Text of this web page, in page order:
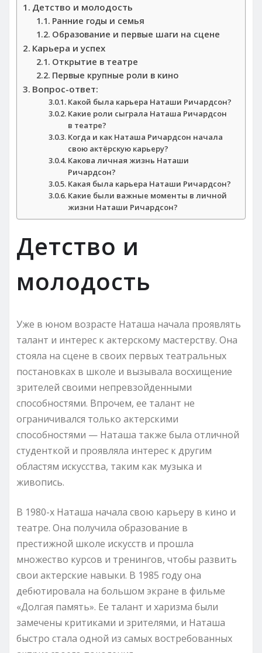
Детство и молодость
Ранние годы и семья
Образование и первые шаги на сцене
Карьера и успех
Открытие в театре
Первые крупные роли в кино
Вопрос-ответ:
Какой была карьера Наташи Ричардсон?
Какие роли сыграла Наташа Ричардсон
в театре?
Когда и как Наташа Ричардсон начала
свою актёрскую карьеру?
Какова личная жизнь Наташи
Ричардсон?
Какая была карьера Наташи Ричардсон?
Какие были важные моменты в личной
жизни Наташи Ричардсон?
Детство и
молодость
Уже в юном возрасте Наташа начала проявлять
талант и интерес к актерскому мастерству. Она
стояла на сцене в своих первых театральных
постановках в школе и вызывала восхищение
зрителей своими непревзойденными
способностями. Впрочем, ее талант не
ограничивался только актерскими
способностями — Наташа также была отличной
студенткой и проявляла интерес к другим
областям искусства, таким как музыка и
живопись.
В 1980-х Наташа начала свою карьеру в кино и
театре. Она получила образование в
престижной школе искусств и прошла
множество курсов и тренингов, чтобы развить
свои актерские навыки. В 1985 году она
дебютировала на большом экране в фильме
«Долгая память». Ее талант и харизма были
замечены критиками и зрителями, и Наташа
быстро стала одной из самых востребованных